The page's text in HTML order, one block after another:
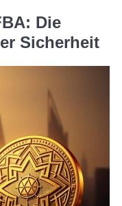
Die
Sicherheit